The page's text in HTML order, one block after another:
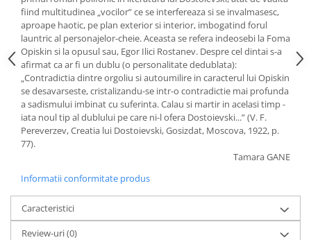
fiind multitudinea „vocilor” ce se interfereaza si se invalmasesc,
aproape haotic, pe plan exterior si interior, imbogatind forul
launtric al personajelor-cheie. Aceasta se refera indeosebi la Foma
Opiskin si la opusul sau, Egor Ilici Rostanev. Despre cel dintai s-a
afirmat ca ar fi un dublu (o personalitate dedublata):
„Contradictia dintre orgoliu si autoumilire in caracterul lui Opiskin
se desavarseste, cristalizandu-se intr-o contradictie mai profunda
a sadismului imbinat cu suferinta. Calau si martir in acelasi timp -
iata noul tip al dublului pe care ni-l ofera Dostoievski...” (V. F.
Pereverzev, Creatia lui Dostoievski, Gosizdat, Moscova, 1922, p.
77).
Tamara GANE
Informatii conformitate produs
Caracteristici
Review-uri(0)